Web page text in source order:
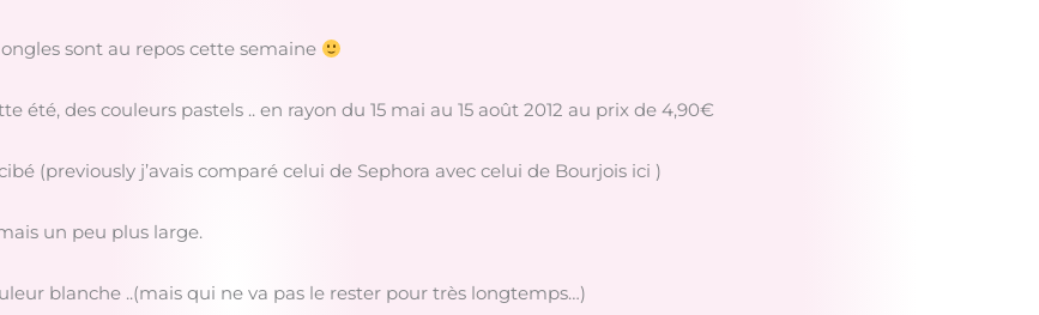
sont au repos cette semaine
des couleurs pastels .. en rayon du 15 mai au 15 août 2012 au prix de 4,90€
(previously j’avais comparé celui de Sephora avec celui de Bourjois ici )
un peu plus large.
blanche ..(mais qui ne va pas le rester pour très longtemps…)